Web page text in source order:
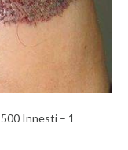
Innesti – 1